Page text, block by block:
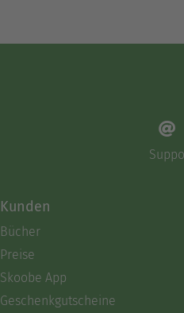
Kunden
Bücher
Preise
Skoobe App
Geschenkgutscheine